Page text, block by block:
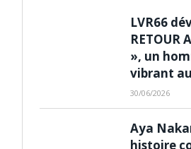
LVR66
RETOUR
», un
vibrant
30/06/2026
Aya
histoire